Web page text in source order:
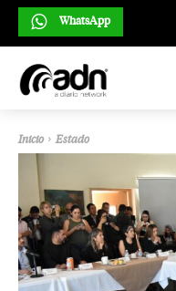
WhatsApp
Inicio Estado